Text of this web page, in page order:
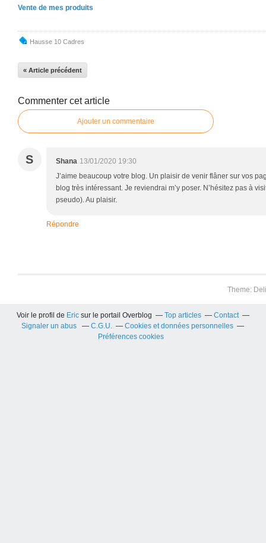
Vente de mes produits
Hausse 10 Cadres
« Article précédent
Commenter cet article
Ajouter un commentaire
S Shana 13/01/2020 19:30
J’aime beaucoup votre blog. Un plaisir de venir flâner sur vos
blog très intéressant. Je reviendrai m’y poser. N’hésitez pas à
pseudo). Au plaisir.
Répondre
Theme:
Voir le profil de Eric sur le portail Overblog Top articles
Contact
Signaler un abus
C.G.U.
Cookies et données personnelles
Préférences cookies